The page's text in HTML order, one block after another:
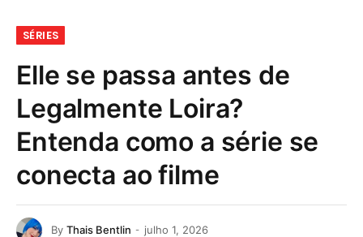
SÉRIES
Elle se passa antes de
Legalmente Loira?
Entenda como a série se
conecta ao filme
By Thais Bentlin
julho 1, 2026